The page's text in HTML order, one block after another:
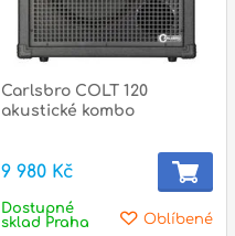
Carlsbro COLT 120
akustické kombo
9 980 Kč
Oblíbené
Dostupné
sklad Praha